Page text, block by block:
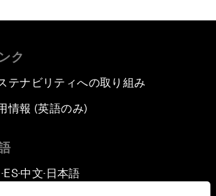
ク
テナビリティへの取り組み
情報 (英語のみ)
▪ ES▪中文▪ 日本語